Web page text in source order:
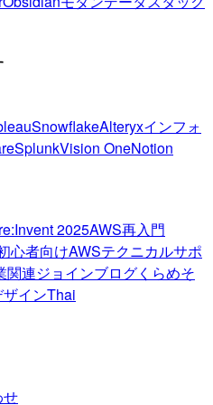
SnowflakeAlteryxインフォ
SplunkVision OneNotion
2025AWS再入門
心者向けAWSテクニカルサポ
関連ジョインブログくらめそ
ザインThai
せ